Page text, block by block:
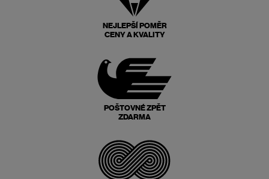
NEJLEPŠÍ POMĚR
CENY A KVALITY
POŠTOVNÉ ZPĚT
ZDARMA